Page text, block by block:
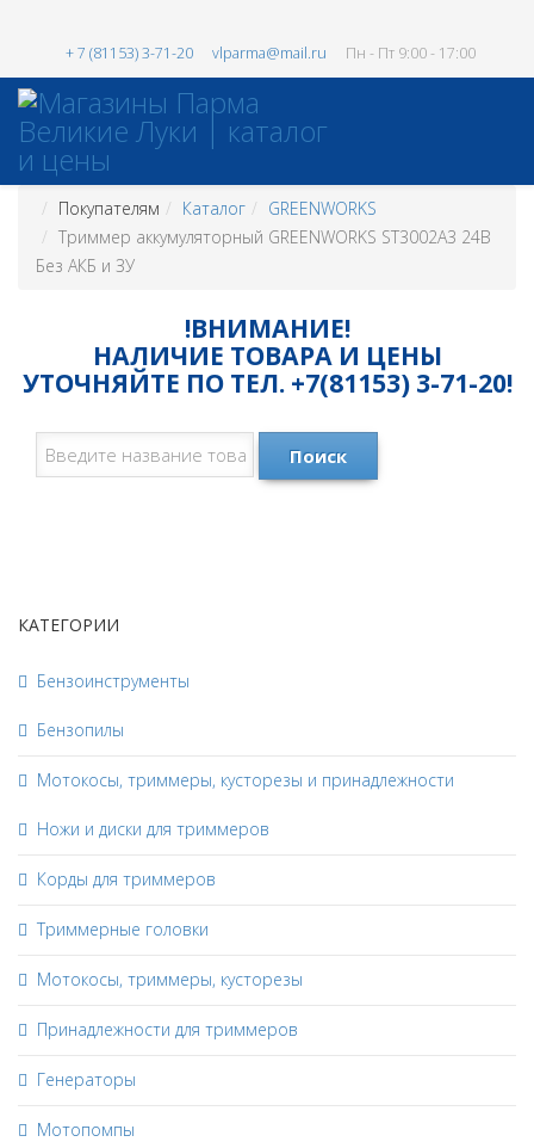
+ 7 (81153) 3-71-20 vlparma@mail.ru Пн - Пт 9:00 - 17:00
Покупателям Каталог
GREENWORKS
Триммер аккумуляторный GREENWORKS ST3002A3 24В
Без АКБ и ЗУ
!ВНИМАНИЕ!
НАЛИЧИЕ ТОВАРА И ЦЕНЫ
УТОЧНЯЙТЕ ПО ТЕЛ. +7(81153) 3-71-20!
Поиск
КАТЕГОРИИ
Бензоинструменты
Бензопилы
Мотокосы, триммеры, кусторезы и принадлежности
Ножи и диски для триммеров
Корды для триммеров
Триммерные головки
Мотокосы, триммеры, кусторезы
Принадлежности для триммеров
Генераторы
Мотопомпы